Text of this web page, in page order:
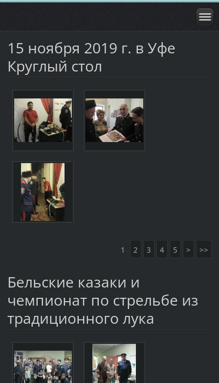
15 ноября 2019 г. в Уфе
Круглый стол
1 2 3 4 5 > >>
Бельские казаки и
чемпионат по стрельбе из
традиционного лука